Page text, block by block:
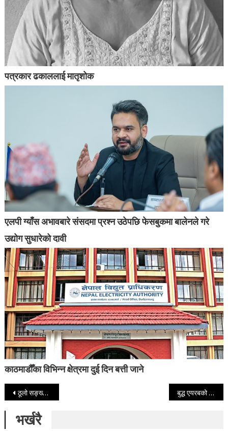
पत्रकार ढकाललाई मातृशोक
एलपी ग्याँस अभावबारे संसदमा प्रश्न उठेपछि फेसबुकमा बालेनले गरे
उद्योग सुधारेको दावी
काठमाडौँका विभिन्न क्षेत्रमा दुई दिन बत्ती जाने
Post navigation
ठूलो सङ्ख्यामा एक सिंगे गैडा बाढीले बगाएको निकुञ्जको अनुमान बुद्ध एयरबको पोखरा–भरतपुर–भैरहवा उडान सुरु
भर्खरै